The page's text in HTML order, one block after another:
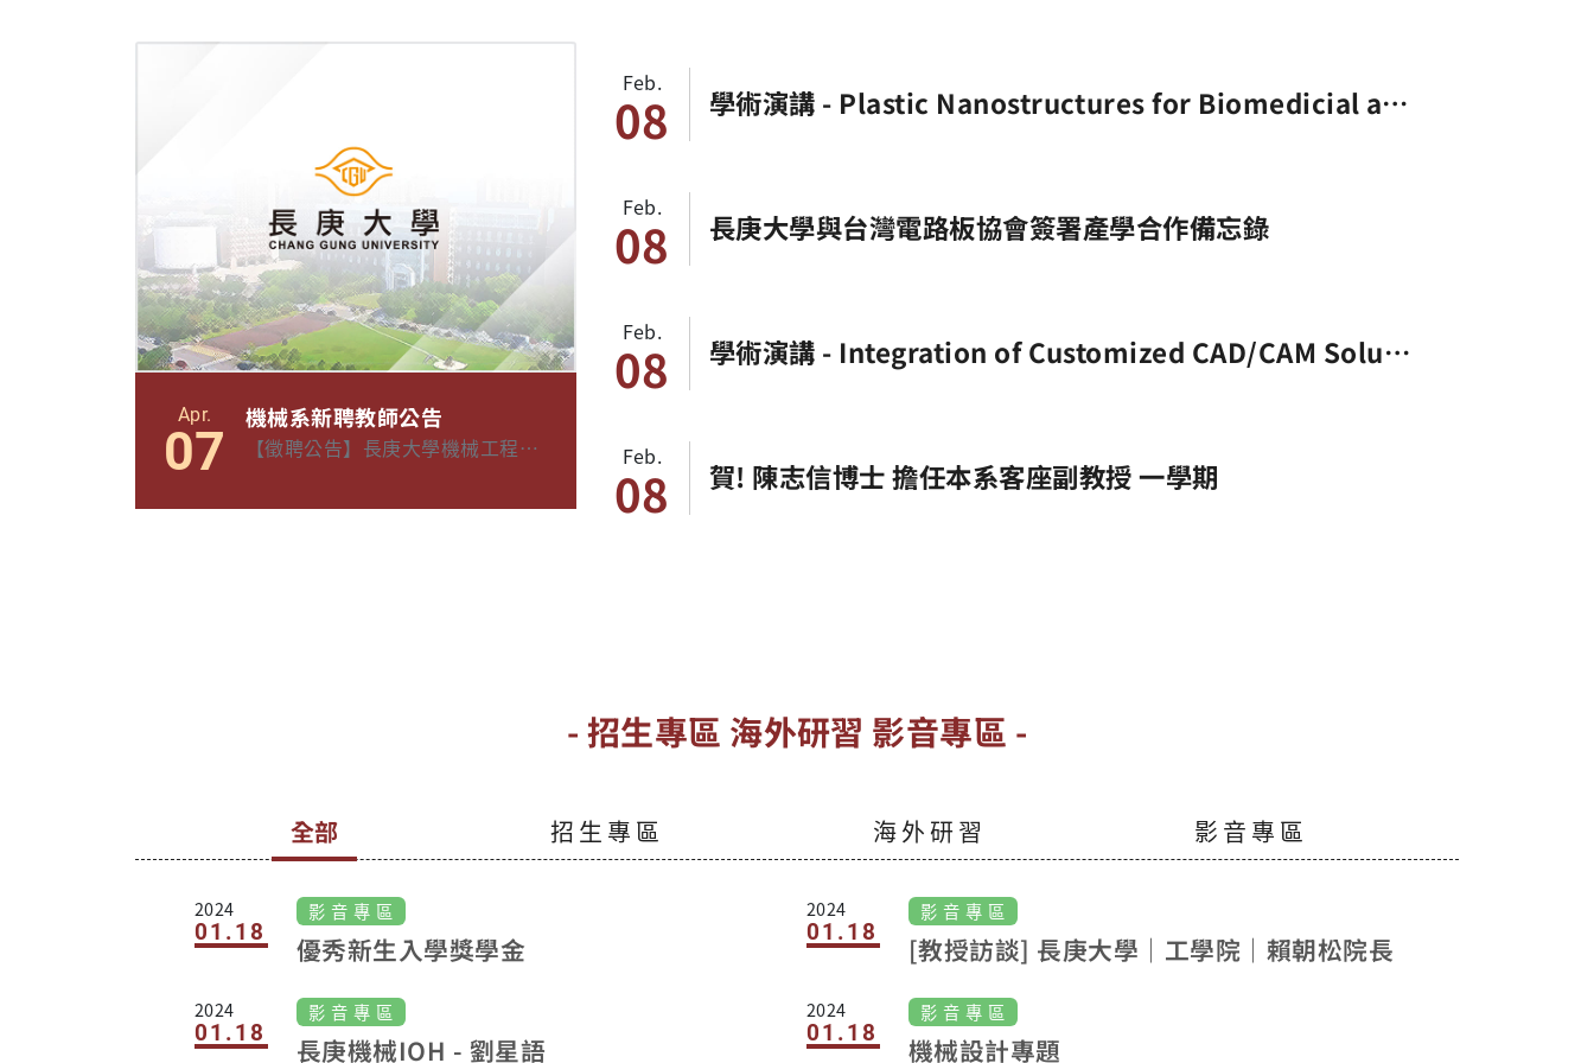
Apr.
07
機械系新聘教師公告
【徵聘公告】長庚大學機械工程學
師(2025/7/11截止) 職位: 助理教授
職、專長領域。 2.五年內研究成果
目錄：含期刊論文 (請註明是否為S
主持之研究計畫 (註明經費補助單
位)、專利。 3. 博士學位證書 (彩色
影像)。 4. 大學及研究所成績單 (彩
頁)。 6. 教學計畫：可教授課程及
授課規劃/綱要 (至多3頁)。 收件截
Feb.
08
學術演講 - Plastic Nanostructures for Biomedicial and
Feb.
08 長庚大學與台灣電路板協會簽署產學合作備忘錄
Feb.
08
學術演講 - Integration of Customized CAD/CAM Solutio
Feb.
08 賀! 陳志信博士 擔任本系客座副教授 一學期
- 招生專區 海外研習 影音專區 -
全部 招 生 專 區 海 外 研 習 影 音 專 區
2024
01.18
影 音 專 區
優秀新生入學獎學金
2024
01.18
影 音 專 區
[教授訪談] 長庚大學｜工學院｜賴朝松院長
2024
01.18
影 音 專 區
長庚機械IOH - 劉星語
2024
01.18
影 音 專 區
機械設計專題